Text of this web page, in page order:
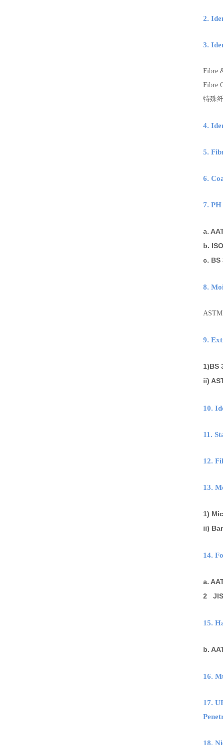
2.
3.
Fibre
Fibre
特殊
4.
5.
6.
7.
a.
b.
c. BS
8.
9.
1)BS
ii)
10.
11.
12.
13.
1)
ii)
14.
a.
2 JIS
15.
b.
16.
17.
18.